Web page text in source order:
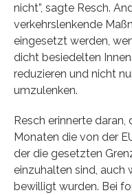
nicht”, sagte Resch.
verkehrslenkende
eingesetzt werden,
dicht besiedelten
reduzieren und nicht
umzulenken.
Resch erinnerte daran,
Monaten die von der
der die gesetzten
einzuhalten sind, auch
bewilligt wurden. Bei